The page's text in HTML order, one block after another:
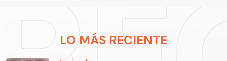
LO MÁS RECIENTE